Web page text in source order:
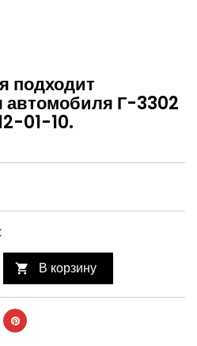
подходит
автомобиля Г-3302
01-10.
 В корзину